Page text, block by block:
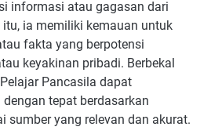
informasi atau gagasan dari
ia memiliki kemauan untuk
fakta yang berpotensi
keyakinan pribadi. Berbekal
Pancasila dapat
tepat berdasarkan
sumber yang relevan dan akurat.